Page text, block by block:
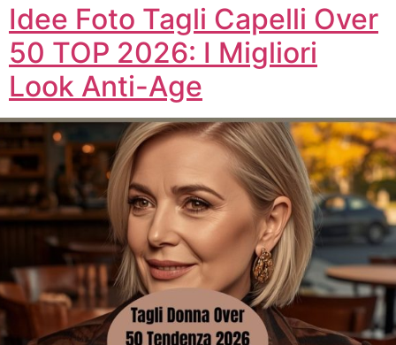
Idee Foto Tagli Capelli Over
50 TOP 2026: I Migliori
Look Anti-Age